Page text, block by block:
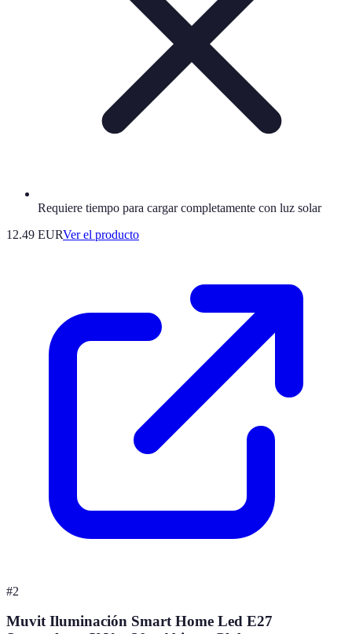
Requiere tiempo para cargar completamente con luz solar
12.49 EURVer el producto
#2
Muvit Iluminación Smart Home Led E27